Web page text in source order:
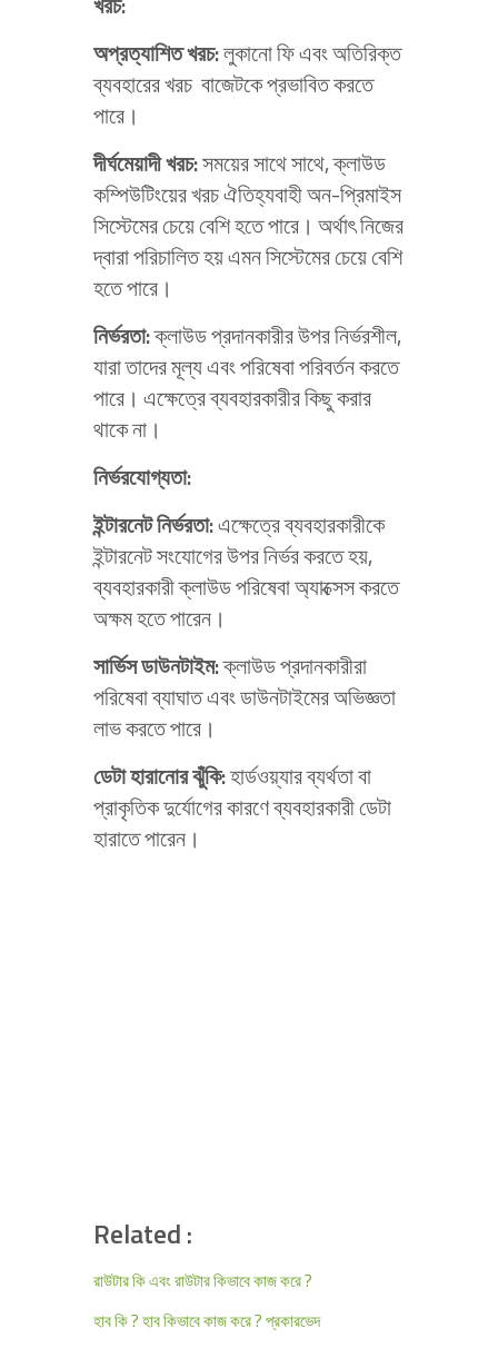
অপ্রত্যাশিতখরচ:লুকানো ফি এবং অতিরিক্ত
ব্যবহারের খরচ বাজেটকে প্রভাবিত করতে
পারে।
দীর্ঘমেয়াদীখরচ:সময়ের সাথে সাথে, ক্লাউড
কম্পিউটিংয়ের খরচ ঐতিহ্যবাহী অন-প্রিমাইস
সিস্টেমের চেয়ে বেশি হতে পারে। অর্থাৎ নিজের
দ্বারা পরিচালিত হয় এমন সিস্টেমের চেয়ে বেশি
হতে পারে।
নির্ভরতা:ক্লাউড প্রদানকারীর উপর নির্ভরশীল,
যারা তাদের মূল্য এবং পরিষেবা পরিবর্তন করতে
পারে। এক্ষেত্রে ব্যবহারকারীর কিছু করার
থাকে না।
নির্ভরযোগ্যতা:
ইন্টারনেটনির্ভরতা:এক্ষেত্রে ব্যবহারকারীকে
ইন্টারনেট সংযোগের উপর নির্ভর করতে হয়,
ব্যবহারকারী ক্লাউড পরিষেবা অ্যাক্সেস করতে
অক্ষম হতে পারেন।
সার্ভিসডাউনটাইম:ক্লাউড প্রদানকারীরা
পরিষেবা ব্যাঘাত এবং ডাউনটাইমের অভিজ্ঞতা
লাভ করতে পারে।
ডেটাহারানোরঝুঁকি:হার্ডওয়্যার ব্যর্থতা বা
প্রাকৃতিক দুর্যোগের কারণে ব্যবহারকারী ডেটা
হারাতে পারেন।
Related :
রাউটার কি এবং রাউটার কিভাবে কাজ করে ?
হাব কি ? হাব কিভাবে কাজ করে ? প্রকারভেদ